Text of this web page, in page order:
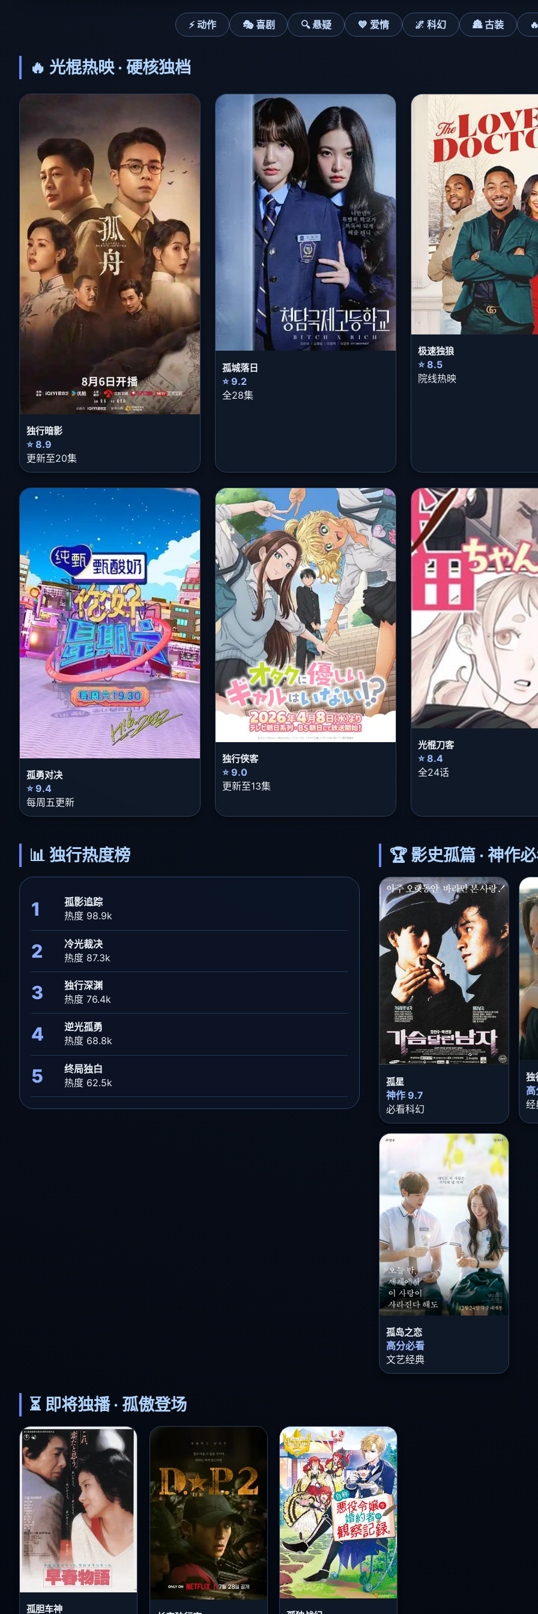
⚡ 动作 🎭 喜剧 🔍 悬疑 💙 爱情 🌌 科幻 🏯 古装
🔥 光棍热映 · 硬核独档
独行暗影
⭐ 8.9
更新至20集
孤城落日
⭐ 9.2
全28集
极速独狼
⭐ 8.5
院线热映
孤勇对决
⭐ 9.4
每周五更新
独行侠客
⭐ 9.0
更新至13集
光棍刀客
⭐ 8.4
全24话
📊 独行热度榜
1
孤影追踪
热度 98.9k
2
冷光裁决
热度 87.3k
3
独行深渊
热度 76.4k
4
逆光孤勇
热度 68.8k
5
终局独白
热度 62.5k
🏆 影史孤篇 · 神作
孤星
神作 9.7
必看科幻
独
经
孤岛之恋
高分必看
文艺经典
⏳ 即将独播 · 孤傲登场
孤胆车神